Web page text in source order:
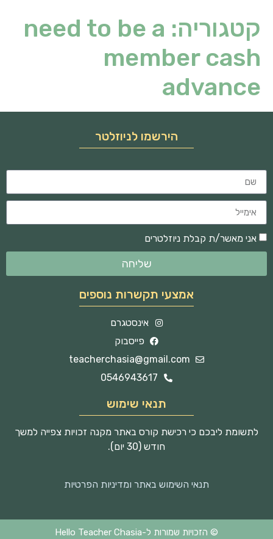
קטגוריה: need to be a
member cash
advance
הירשמו לניוזלטר
אני מאשר/ת קבלת ניוזלטרים
שליחה
אמצעי תקשרות נוספים
אינסטגרם
פייסבוק
teacherchasia@gmail.com
0546943617
תנאי שימוש
לתשומת ליבכם כי רכישת קורס באתר מקנה זכויות צפייה למשך
חודש (30 יום).
תנאי השימוש באתר ומדיניות הפרטיות
© הזכויות שמורות ל-Hello Teacher Chasia